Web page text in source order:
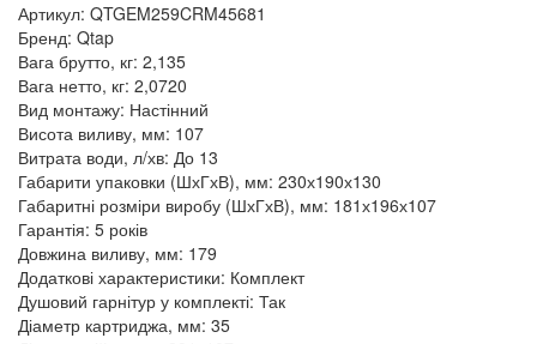
Артикул: QTGEM259CRM45681
Бренд: Qtap
Вага брутто, кг: 2,135
Вага нетто, кг: 2,0720
Вид монтажу: Настінний
Висота виливу, мм: 107
Витрата води, л/хв: До 13
Габарити упаковки (ШхГхВ), мм: 230х190х130
Габаритні розміри виробу (ШхГхВ), мм: 181х196х107
Гарантія: 5 років
Довжина виливу, мм: 179
Додаткові характеристики: Комплект
Душовий гарнітур у комплекті: Так
Діаметр картриджа, мм: 35